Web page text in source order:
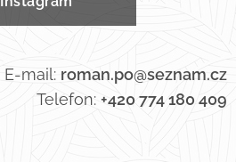
E-mail: roman.po@seznam.cz
Telefon: +420 774 180 409